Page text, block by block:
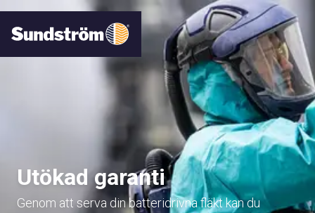
Utökad garanti
Genom att serva din batteridrivna fläkt kan du